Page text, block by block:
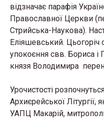
відзначає парафія
Православної Церкви
Стрийська-Наукова).
Еліяшевський. Цьогоріч
упокоєння свв. Бориса і
князя Володимира
Урочистості
Архиєрейської
УАПЦ Макарій,